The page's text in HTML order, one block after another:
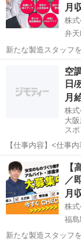
月
株
弁
新たな製造スタッフ
て、生産性を向上さ
がない方でも、しっ
応募ください 1.製...
空
日/
月
株
大
ス
【仕事内容】<仕事
環境システムの技術
や積算・見積作成な
的な課題に対して、
正社員
【
／
月
株
福島
新たな製造スタッフ